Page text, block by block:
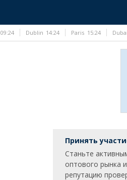
Принять
Станьте
оптового рынка
репутацию
09:24 Dublin 14:24 Paris 15:24 Dubai